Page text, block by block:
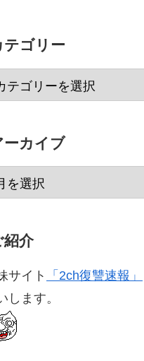
テゴリー
ーカイブ
紹介
サイト 「2ch復讐速報」
します。